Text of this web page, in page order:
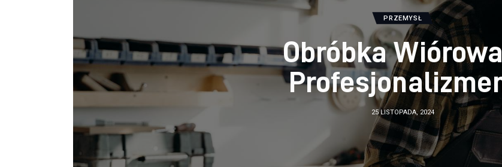
PRZEMYSŁ
Obróbka
25 LISTOPADA, 2024